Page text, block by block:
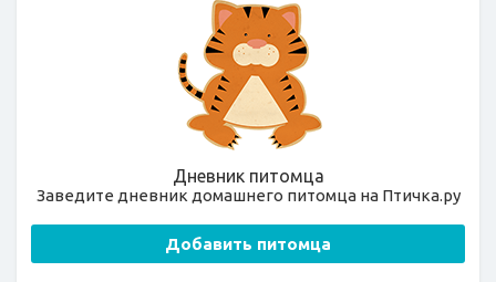
Дневник питомца
Заведите дневник домашнего питомца на Птичка.ру
Добавить питомца